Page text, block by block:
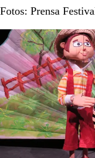
Fotos: Prensa